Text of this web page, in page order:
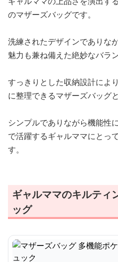
のマザーズバッグです。
洗練されたデザインでありな
魅力も兼ね備えた絶妙なバラ
すっきりとした収納設計によ
に整理できるマザーズバッグ
シンプルでありながら機能性
で活躍するギャルママにとっ
す。
ギャルママのキルティ
ッグ